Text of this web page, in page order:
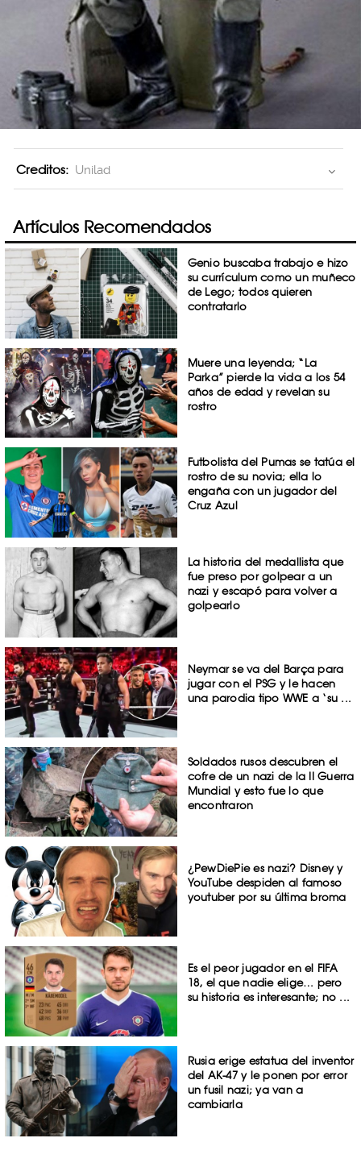
Creditos: Unilad
Artículos Recomendados
Genio buscaba trabajo e hizo
su currículum como un muñeco
de Lego; todos quieren
contratarlo
Muere una leyenda; “La
Parka” pierde la vida a los 54
años de edad y revelan su
rostro
Futbolista del Pumas se tatúa el
rostro de su novia; ella lo
engaña con un jugador del
Cruz Azul
La historia del medallista que
fue preso por golpear a un
nazi y escapó para volver a
golpearlo
Neymar se va del Barça para
jugar con el PSG y le hacen
una parodia tipo WWE a ‘su ...
Soldados rusos descubren el
cofre de un nazi de la II Guerra
Mundial y esto fue lo que
encontraron
¿PewDiePie es nazi? Disney y
YouTube despiden al famoso
youtuber por su última broma
Es el peor jugador en el FIFA
18, el que nadie elige… pero
su historia es interesante; no ...
Rusia erige estatua del inventor
del AK-47 y le ponen por error
un fusil nazi; ya van a
cambiarla